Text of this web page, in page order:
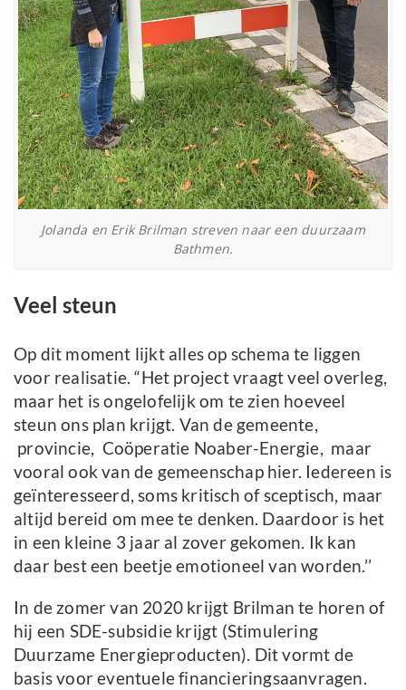
Jolanda en Erik Brilman streven naar een duurzaam
Bathmen.
Veel steun
Op dit moment lijkt alles op schema te liggen
voor realisatie. “Het project vraagt veel overleg,
maar het is ongelofelijk om te zien hoeveel
steun ons plan krijgt. Van de gemeente,
provincie, Coöperatie Noaber-Energie, maar
vooral ook van de gemeenschap hier. Iedereen is
geïnteresseerd, soms kritisch of sceptisch, maar
altijd bereid om mee te denken. Daardoor is het
in een kleine 3 jaar al zover gekomen. Ik kan
daar best een beetje emotioneel van worden.’’
In de zomer van 2020 krijgt Brilman te horen of
hij een SDE-subsidie krijgt (Stimulering
Duurzame Energieproducten). Dit vormt de
basis voor eventuele financieringsaanvragen.